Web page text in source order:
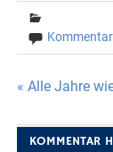
« Alle Jahre
KOMMENTAR